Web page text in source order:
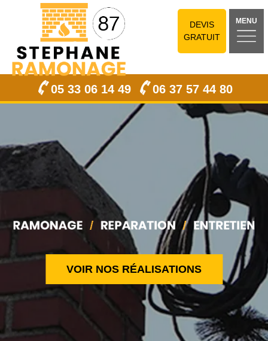
DEVIS
GRATUIT
MENU
05 33 06 14 49 06 37 57 44 80
VOIR NOS RÉALISATIONS